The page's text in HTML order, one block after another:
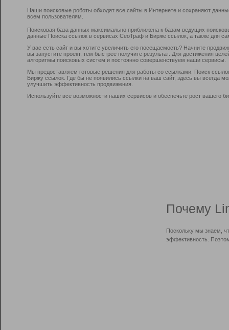
Наши поисковые роботы обходят все сайты в Интернете и сохраняют
всем пользователям.
Поисковая база данных максимально приближена к базам ведущих
данные Поиска ссылок в сервисах СеоТраф и Бирже ссылок, а также для
У вас есть сайт и вы хотите увеличить его посещаемость? Начните
вы запустите проект, тем быстрее получите результат. Для достижения
алгоритмы поисковых систем и постоянно совершенствуем наши сервисы.
Мы предоставляем готовые решения для работы со ссылками: Поиск
Биржу ссылок. Где бы не появились ссылки на ваш сайт, здесь вы всегда
улучшить эффективность продвижения.
Используйте все возможности наших сервисов и обеспечьте рост вашего
Почему
Поскольку мы знаем,
эффективность.